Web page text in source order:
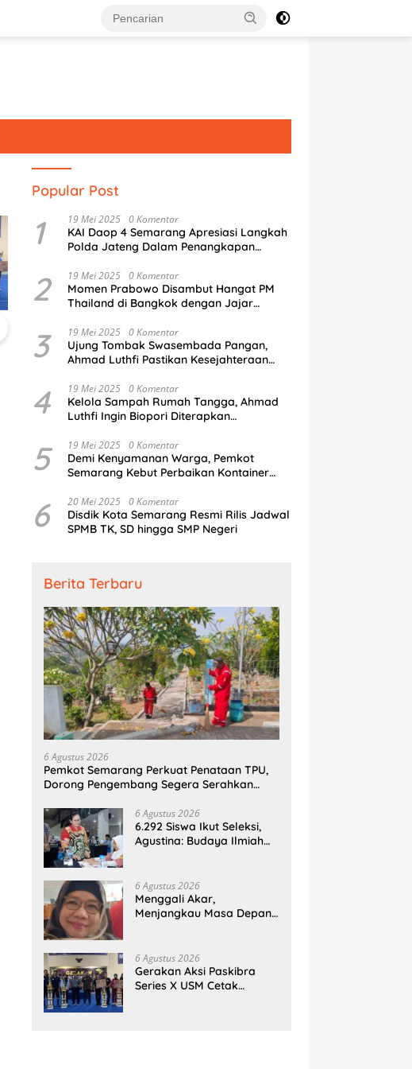
Dorong Literasi Digital, Tim
PkM USM Latih Siswa SMAN 4
Semarang Pemrograman IoT
Guyub Pemkot, Wartawan, dan
BUMD Sambut HUT ke-81 RI
Popular Post
1 19 Mei 2025 0 Komentar
KAI Daop 4 Semarang Apresiasi Langkah
Polda Jateng Dalam Penangkapan
Perusahaan
2 19 Mei 2025 0 Komentar
Momen Prabowo Disambut Hangat PM
Thailand di Bangkok dengan Jajar
3 19 Mei 2025 0 Komentar
Ujung Tombak Swasembada Pangan,
Ahmad Luthfi Pastikan Kesejahteraan
4 19 Mei 2025 0 Komentar
Kelola Sampah Rumah Tangga, Ahmad
Luthfi Ingin Biopori Diterapkan
5 19 Mei 2025 0 Komentar
Demi Kenyamanan Warga, Pemkot
Semarang Kebut Perbaikan Kontainer
6 20 Mei 2025 0 Komentar
Disdik Kota Semarang Resmi Rilis Jadwal
SPMB TK, SD hingga SMP Negeri
Berita Terbaru
6 Agustus 2026
Pemkot Semarang Perkuat Penataan TPU,
Dorong Pengembang Segera Serahkan
6 Agustus 2026
6.292 Siswa Ikut Seleksi,
Agustina: Budaya Ilmiah
6 Agustus 2026
Menggali Akar,
Menjangkau Masa Depan:
Berkelanjutan
6 Agustus 2026
Gerakan Aksi Paskibra
Series X USM Cetak